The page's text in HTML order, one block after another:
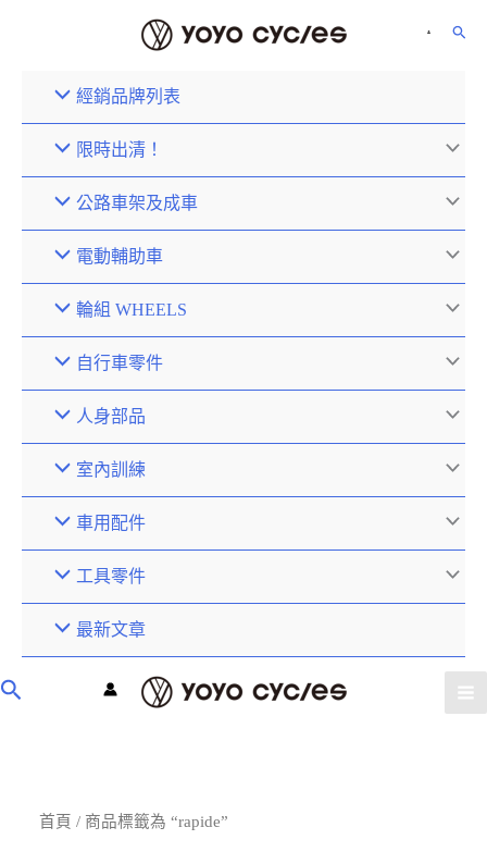
經銷品牌列表
限時出清！
公路車架及成車
電動輔助車
輪組 WHEELS
自行車零件
人身部品
室內訓練
車用配件
工具零件
最新文章
首頁 / 商品標籤為 “rapide”